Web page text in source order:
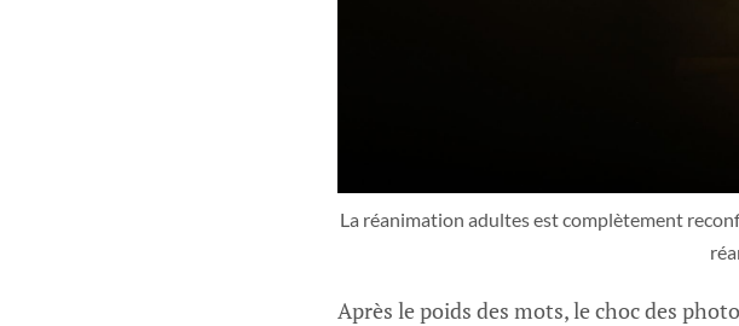
La réanimation adultes est complètement
Après le poids des mots, le choc des